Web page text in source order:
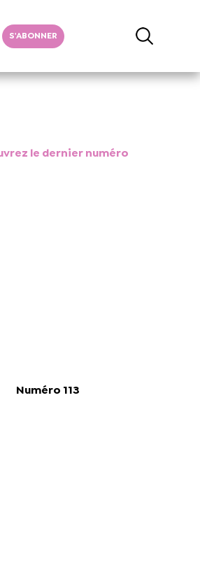
S'ABONNER
le dernier numéro
Numéro 113